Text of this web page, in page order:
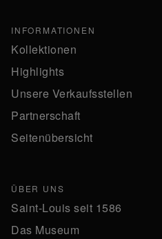
INFORMATIONEN
Kollektionen
Highlights
Unsere Verkaufsstellen
Partnerschaft
Seitenübersicht
ÜBER UNS
Saint-Louis seit 1586
Das Museum